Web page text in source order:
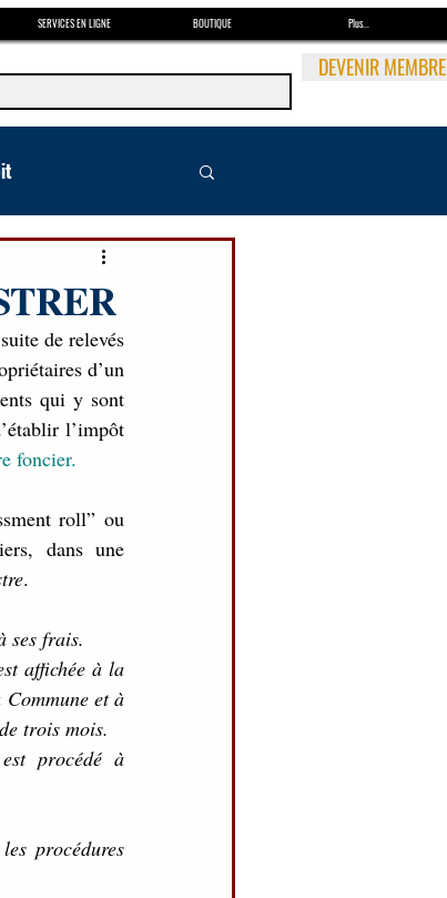
SERVICES EN LIGNE BOUTIQUE Plus...
DEVENIR MEMBRE
de relevés
d’un
qui y sont
l’impôt
foncier.
roll” ou
dans une
.
ses frais.
et à
trois mois.
procédé à
procédures